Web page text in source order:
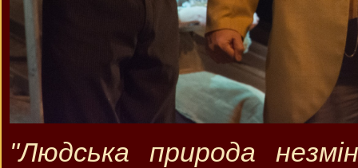
"Людська природа